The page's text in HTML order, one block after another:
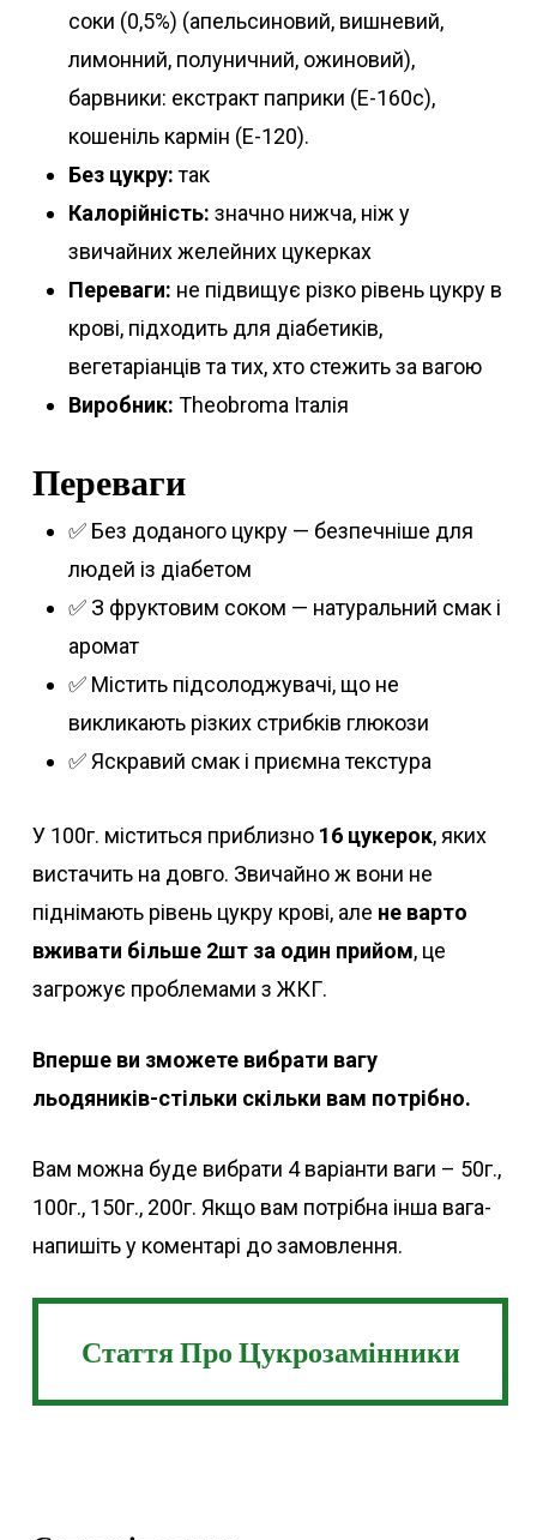
соки (0,5%) (апельсиновий, вишневий,
лимонний, полуничний, ожиновий),
барвники: екстракт паприки (E-160c),
кошеніль кармін (Е-120).
Без цукру:так
Калорійність: значно нижча, ніж у
звичайних желейних цукерках
Переваги: не підвищує різко рівень цукру в
крові, підходить для діабетиків,
вегетаріанців та тих, хто стежить за вагою
Виробник: Theobroma Італія
Переваги
✅ Без доданого цукру — безпечніше для
людей із діабетом
✅ З фруктовим соком — натуральний смак і
аромат
✅ Містить підсолоджувачі, що не
викликають різких стрибків глюкози
✅ Яскравий смак і приємна текстура
У 100г. міститься приблизно 16 цукерок, яких
вистачить на довго. Звичайно ж вони не
піднімають рівень цукру крові, але не варто
вживати більше 2шт за один прийом, це
загрожує проблемами з ЖКГ.
Вперше ви зможете вибрати вагу
льодяників-стільки скільки вам потрібно.
Вам можна буде вибрати 4 варіанти ваги – 50г.,
100г., 150г., 200г. Якщо вам потрібна інша вага-
напишіть у коментарі до замовлення.
Стаття Про Цукрозамінники
Стаття Про Цукрозамінники